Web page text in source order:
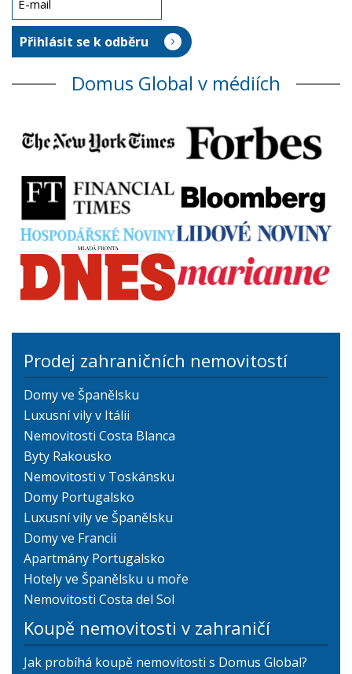
Domus Global v médiích
Prodej zahraničních nemovitostí
Domy ve Španělsku
Luxusní vily v Itálii
Nemovitosti Costa Blanca
Byty Rakousko
Nemovitosti v Toskánsku
Domy Portugalsko
Luxusní vily ve Španělsku
Domy ve Francii
Apartmány Portugalsko
Hotely ve Španělsku u moře
Nemovitosti Costa del Sol
Koupě nemovitosti v zahraničí
Jak probíhá koupě nemovitosti s Domus Global?